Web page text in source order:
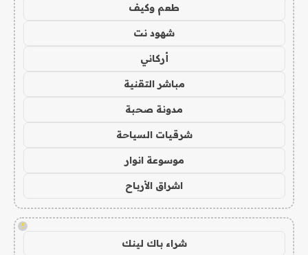
طعم وكيف
شهود نت
أركاني
مباشر التقنية
مدونة صحبة
شرقيات السياحة
موسوعة انوار
اشراق الأرباح
!
شراء باك لينك